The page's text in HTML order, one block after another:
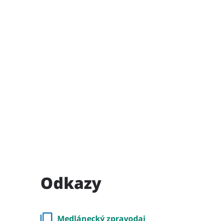
Odkazy
Medlánecký zpravodaj